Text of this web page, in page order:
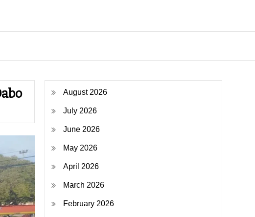
August 2026
July 2026
June 2026
May 2026
April 2026
March 2026
February 2026